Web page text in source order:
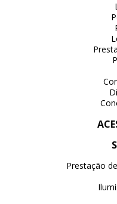
Prestação